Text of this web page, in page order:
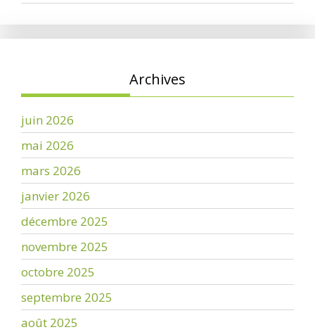
Archives
juin 2026
mai 2026
mars 2026
janvier 2026
décembre 2025
novembre 2025
octobre 2025
septembre 2025
août 2025